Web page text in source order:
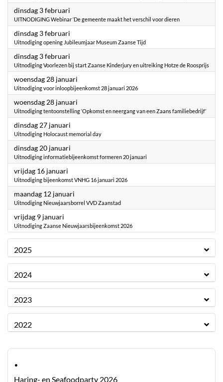
dinsdag 3 februari
UITNODIGING Webinar ‘De gemeente maakt het verschil voor dieren
dinsdag 3 februari
Uitnodiging opening Jubileumjaar Museum Zaanse Tijd
dinsdag 3 februari
Uitnodiging Voorlezen bij start Zaanse Kinderjury en uitreiking Hotze de Roosprijs
woensdag 28 januari
Uitnodiging voor inloopbijeenkomst 28 januari 2026
woensdag 28 januari
Uitnodiging tentoonstelling ‘Opkomst en neergang van een Zaans familiebedrijf’
dinsdag 27 januari
Uitnodiging Holocaust memorial day
dinsdag 20 januari
Uitnodiging informatiebijeenkomst formeren 20 januari
vrijdag 16 januari
Uitnodiging bijeenkomst VNHG 16 januari 2026
maandag 12 januari
Uitnodiging Nieuwjaarsborrel VVD Zaanstad
vrijdag 9 januari
Uitnodiging Zaanse Nieuwjaarsbijeenkomst 2026
2025
2024
2023
2022
·
Haring- en Seafoodparty 2026